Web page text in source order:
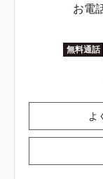
お電
無料通話
よ